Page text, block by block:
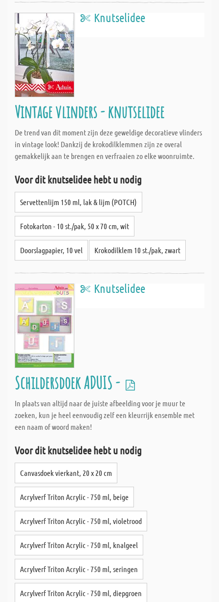
Knutselidee
Vintage vlinders - knutselidee
De trend van dit moment zijn deze geweldige decoratieve vlinders
in vintage look! Dankzij de krokodilklemmen zijn ze overal
gemakkelijk aan te brengen en verfraaien zo elke woonruimte.
Voor dit knutselidee hebt u nodig
Servettenlijm 150 ml, lak & lijm (POTCH)
Fotokarton - 10 st./pak, 50 x 70 cm, wit
Doorslagpapier, 10 vel Krokodilklem 10 st./pak, zwart
Knutselidee
Schildersdoek ADUIS -
In plaats van altijd naar de juiste afbeelding voor je muur te
zoeken, kun je heel eenvoudig zelf een kleurrijk ensemble met
een naam of woord maken!
Voor dit knutselidee hebt u nodig
Canvasdoek vierkant, 20 x 20 cm
Acrylverf Triton Acrylic - 750 ml, beige
Acrylverf Triton Acrylic - 750 ml, violetrood
Acrylverf Triton Acrylic - 750 ml, knalgeel
Acrylverf Triton Acrylic - 750 ml, seringen
Acrylverf Triton Acrylic - 750 ml, diepgroen